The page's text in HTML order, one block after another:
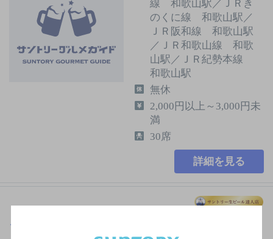
線 和歌山駅／ＪＲき
のくに線 和歌山駅／
ＪＲ阪和線 和歌山駅
／ＪＲ和歌山線 和歌
山駅／ＪＲ紀勢本線
和歌山駅
無休
2,000円以上～3,000円未
満
30席
詳細を見る
ご当地料理まい堂